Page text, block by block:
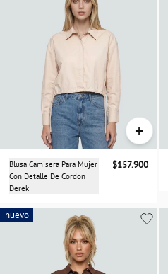
+
Blusa Camisera Para Mujer
Con Detalle De Cordon
Derek
$157.900
nuevo